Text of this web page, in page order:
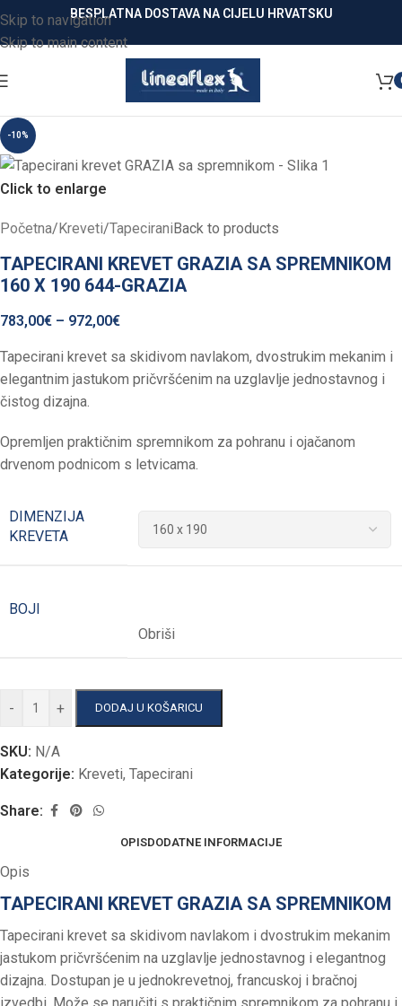
Skip to navigation
Skip to main content
BESPLATNA DOSTAVA NA CIJELU HRVATSKU
-10%
Click to enlarge
Početna/ Kreveti/Tapecirani Back to products
TAPECIRANI KREVET GRAZIA SA SPREMNIKOM
160 X 190 644-GRAZIA
783,00€ – 972,00€
Tapecirani krevet sa skidivom navlakom, dvostrukim mekanim i
elegantnim jastukom pričvršćenim na uzglavlje jednostavnog i
čistog dizajna.
Opremljen praktičnim spremnikom za pohranu i ojačanom
drvenom podnicom s letvicama.
DIMENZIJA
KREVETA
BOJI
Obriši
- + DODAJ U KOŠARICU
SKU: N/A
Kategorije: Kreveti, Tapecirani
Share:
OPISDODATNE INFORMACIJE
Opis
TAPECIRANI KREVET GRAZIA SA SPREMNIKOM
Tapecirani krevet sa skidivom navlakom i dvostrukim mekanim
jastukom pričvršćenim na uzglavlje jednostavnog i elegantnog
dizajna. Dostupan je u jednokrevetnoj, francuskoj i bračnoj